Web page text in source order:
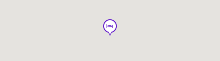
hotel